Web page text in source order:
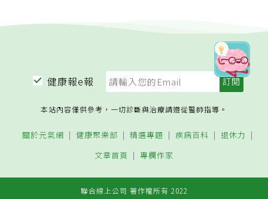
健康報e報
本站內容僅供參考，一切診斷與治療請遵從醫師指導。
關於元氣網 健康聚樂部 精選專題 疾病百科
退休力
文章首頁
專欄作家
聯合線上公司 著作權所有 2022